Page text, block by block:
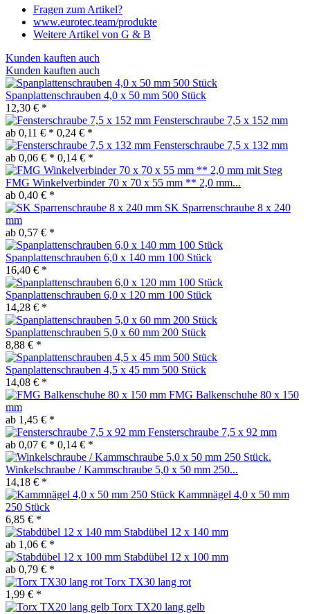
Fragen zum Artikel?
www.eurotec.team/produkte
Weitere Artikel von G & B
Kunden kauften auch
Kunden kauften auch
Spanplattenschrauben 4,0 x 50 mm 500 Stück
12,30 € *
Fensterschraube 7,5 x 152 mm
ab 0,11 € * 0,24 € *
Fensterschraube 7,5 x 132 mm
ab 0,06 € * 0,14 € *
FMG Winkelverbinder 70 x 70 x 55 mm ** 2,0 mm...
ab 0,40 € *
SK Sparrenschraube 8 x 240
mm
ab 0,57 € *
Spanplattenschrauben 6,0 x 140 mm 100 Stück
16,40 € *
Spanplattenschrauben 6,0 x 120 mm 100 Stück
14,28 € *
Spanplattenschrauben 5,0 x 60 mm 200 Stück
8,88 € *
Spanplattenschrauben 4,5 x 45 mm 500 Stück
14,08 € *
FMG Balkenschuhe 80 x 150
mm
ab 1,45 € *
Fensterschraube 7,5 x 92 mm
ab 0,07 € * 0,14 € *
Winkelschraube / Kammschraube 5,0 x 50 mm 250...
14,18 € *
Kammnägel 4,0 x 50 mm
250 Stück
6,85 € *
Stabdübel 12 x 140 mm
ab 1,06 € *
Stabdübel 12 x 100 mm
ab 0,79 € *
Torx TX30 lang rot
1,99 € *
Torx TX20 lang gelb